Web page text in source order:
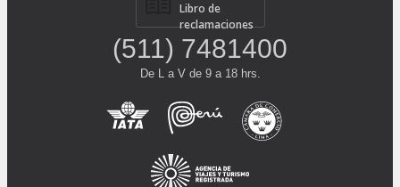
Libro de
reclamaciones
(511) 7481400
De L a V de 9 a 18 hrs.